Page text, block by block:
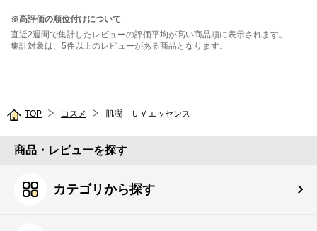
※高評価の順位付けについて
直近2週間で集計したレビューの評価平均が高い商品順に表示されます。
集計対象は、5件以上のレビューがある商品となります。
TOP コスメ 肌潤 ＵＶエッセンス
商品・レビューを探す
カテゴリから探す